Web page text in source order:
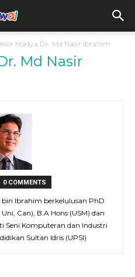
Madya Dr. Md Nasir Ibrahim
Md Nasir
0 COMMENTS
bin Ibrahim berkelulusan PhD
Can), B.A Hons (USM) dan
Seni Komputeran dan Industri
Sultan Idris (UPSI)